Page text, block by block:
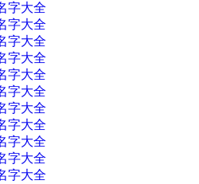
字大全
字大全
字大全
字大全
字大全
字大全
字大全
字大全
字大全
字大全
字大全